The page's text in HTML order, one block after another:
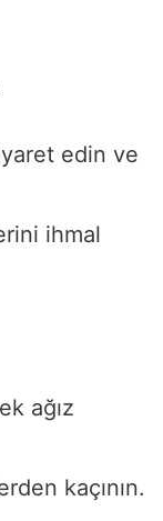
edin ve
ihmal
ağız
kaçının.